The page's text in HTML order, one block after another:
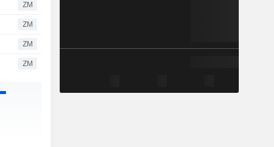
ZM
ZM
ZM
ZM